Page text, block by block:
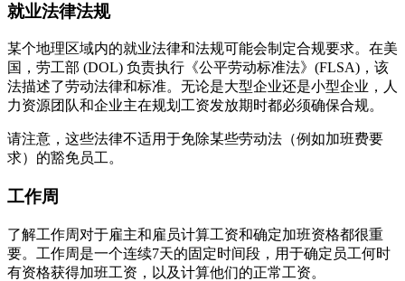
就业法律法规
某个地理区域内的就业法律和法规可能会制定合规要求。在美
国，劳工部 (DOL) 负责执行《公平劳动标准法》(FLSA)，该
法描述了劳动法律和标准。无论是大型企业还是小型企业，人
力资源团队和企业主在规划工资发放期时都必须确保合规。
请注意，这些法律不适用于免除某些劳动法（例如加班费要
求）的豁免员工。
工作周
了解工作周对于雇主和雇员计算工资和确定加班资格都很重
要。工作周是一个连续7天的固定时间段，用于确定员工何时
有资格获得加班工资，以及计算他们的正常工资。